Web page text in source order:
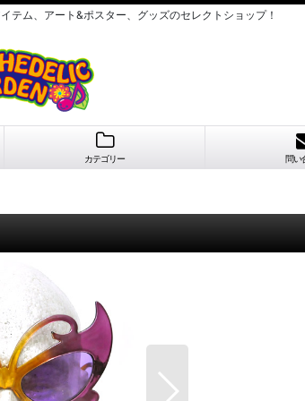
テム、アート&ポスター、グッズのセレクトショップ！
カテゴリー 問い